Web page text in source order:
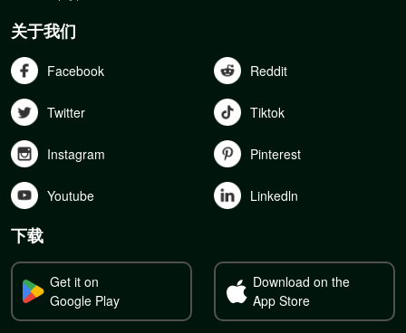
关于我们
Facebook Reddit
Twitter Tiktok
Instagram Pinterest
Youtube Linkedln
下载
Get it on
Google Play
Download on the
App Store